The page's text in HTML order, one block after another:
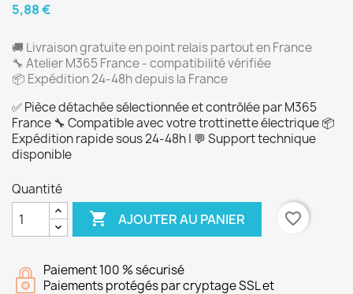
5,88 €
🚚 Livraison gratuite en point relais partout en France
🔧 Atelier M365 France - compatibilité vérifiée
📦 Expédition 24-48h depuis la France
✅ Pièce détachée sélectionnée et contrôlée par M365
France 🔧 Compatible avec votre trottinette électrique 📦
Expédition rapide sous 24-48h | 💬 Support technique
disponible
Quantité
 AJOUTER AU PANIER favorite_border
Paiement 100 % sécurisé
Paiements protégés par cryptage SSL et